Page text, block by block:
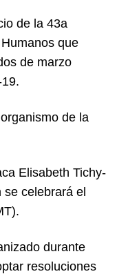
de la 43a
que
de marzo
de la
Elisabeth Tichy-
se celebrará el
durante
resoluciones